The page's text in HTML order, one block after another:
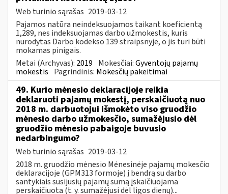
Web turinio sąrašas 2019-03-12
Pajamos natūra neindeksuojamos taikant koeficientą
1,289, nes indeksuojamas darbo užmokestis, kuris
nurodytas Darbo kodekso 139 straipsnyje, o jis turi būti
mokamas pinigais.
Metai (Archyvas): 2019 Mokesčiai:Gyventojų pajamų
mokestis Pagrindinis: Mokesčių pakeitimai
49. Kurio mėnesio deklaracijoje reikia
deklaruoti pajamų mokestį, perskaičiuotą nuo
2018 m. darbuotojui išmokėto viso gruodžio
mėnesio darbo užmokesčio, sumažėjusio dėl
gruodžio mėnesio pabaigoje buvusio
nedarbingumo?
Web turinio sąrašas 2019-03-12
2018 m. gruodžio mėnesio Mėnesinėje pajamų mokesčio
deklaracijoje (GPM313 formoje) į bendrą su darbo
santykiais susijusių pajamų sumą įskaičiuojama
perskaičiuota (t. y. sumažėjusi dėl ligos dienų)...